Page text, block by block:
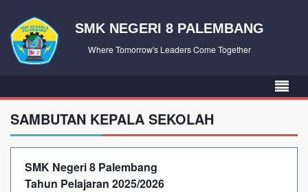
SMK NEGERI 8 PALEMBANG
Where Tomorrow's Leaders Come Together
SAMBUTAN KEPALA SEKOLAH
SMK Negeri 8 Palembang
Tahun Pelajaran 2025/2026